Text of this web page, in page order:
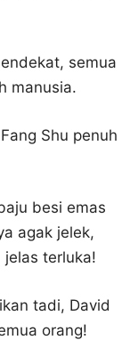
semua
manusia.
Shu penuh
besi emas
agak jelek,
terluka!
tadi, David
orang!